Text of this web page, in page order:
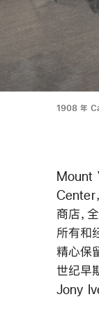
1908 年
Mount
Center
商店，
所有和
精心保
世纪早
Jony